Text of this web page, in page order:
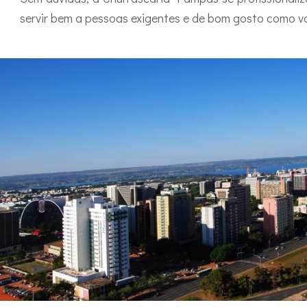
servir bem a pessoas exigentes e de bom gosto como